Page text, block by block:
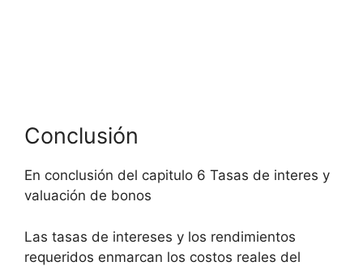
Conclusión
En conclusión del capitulo 6 Tasas de interes y
valuación de bonos
Las tasas de intereses y los rendimientos
requeridos enmarcan los costos reales del